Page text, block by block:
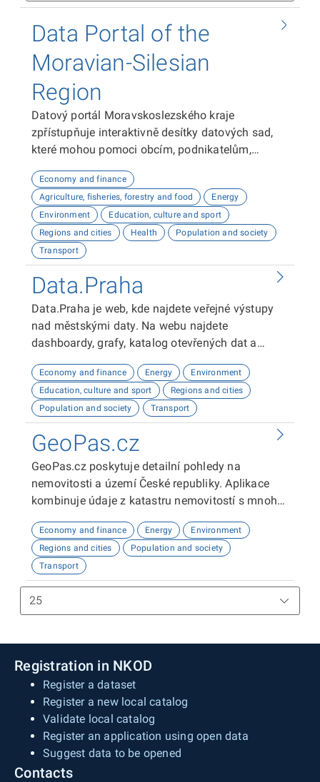
Data Portal of the
Moravian-Silesian
Region
Datový portál Moravskoslezského kraje
zpřístupňuje interaktivně desítky datových sad,
které mohou pomoci obcím, podnikatelům,
plánovat, inovovat a poznávat náš kraj. Uživatelé
zde najdou informace o demografii, dopravě,
školství, životním prostředí, kultuře nebo třeba
potenciálu pro fotovoltaiku.
Economy and finance
Agriculture, fisheries, forestry and food
Energy
Environment
Education, culture and sport
Regions and cities
Health
Population and society
Transport
Data.Praha
Data.Praha je web, kde najdete veřejné výstupy
nad městskými daty. Na webu najdete
dashboardy, grafy, katalog otevřených dat a
umožní analyzovat a vizualizovat data o Praze.
Doufáme, že vám naše platforma bude užitečná!
Economy and finance Energy
Environment
Education, culture and sport
Regions and cities
Population and society
Transport
GeoPas.cz
GeoPas.cz poskytuje detailní pohledy na
nemovitosti a území České republiky. Aplikace
kombinuje údaje z katastru nemovitostí s mnoha
prostředí, občanská vybavenost, sítě, územní
plány a spoustu dalších. Slouží zejména
zájemcům o nemovitosti a profesionálům v
realitním oboru.
Economy and finance Energy
Environment
Regions and cities
Population and society
Transport
Registration in NKOD
Register a dataset
Register a new local catalog
Validate local catalog
Register an application using open data
Suggest data to be opened
Contacts